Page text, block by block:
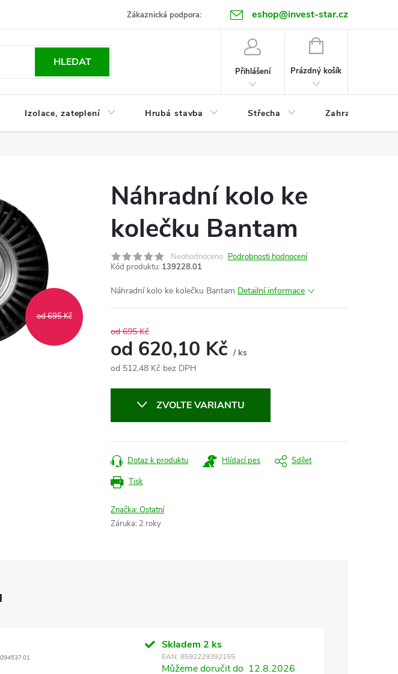
Zákaznická podpora: eshop@invest-star.cz
Kontakt
HLEDAT
Přihlášení
NÁKUPNÍ
Prázdný košík
Izolace, zateplení Hrubá stavba Střecha Zahrada
od 695 Kč
Náhradní kolo ke
kolečku Bantam
Neohodnoceno Podrobnosti hodnocení
Kód produktu: 139228.01
Náhradní kolo ke kolečku Bantam Detailní informace
od 695 Kč
od 620,10 Kč / ks
od 512,48 Kč bez DPH
ZVOLTE VARIANTU
Tisk
Dotaz k produktu Hlídací pes Sdílet
Značka:Ostatní
Záruka: 2 roky
Skladem 2 ks
EAN: 8592229392155
Můžeme doručit do 12.8.2026